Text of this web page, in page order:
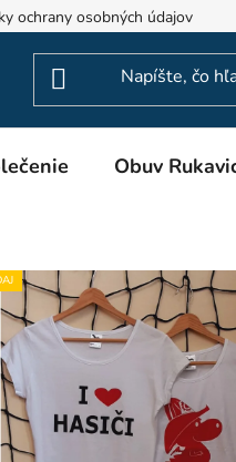
ochrany osobných údajov
Obuv